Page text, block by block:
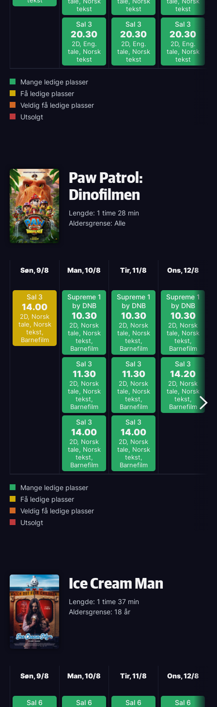
tekst
Sal 3
20.30
2D, Eng.
tale, Norsk
tekst
tekst
Sal 3
20.30
2D, Eng.
tale, Norsk
tekst
tekst
Sal 3
20.30
2D, Eng.
tale, Norsk
tekst
Mange ledige plasser
Få ledige plasser
Veldig få ledige plasser
Utsolgt
Paw Patrol:
Dinofilmen
Lengde: 1 time 28 min
Aldersgrense: Alle
Søn, 9/8
Sal 3
14.00
2D, Norsk
tale, Norsk
tekst,
Barnefilm
Man, 10/8
Supreme 1
by DNB
10.30
2D, Norsk
tale, Norsk
tekst,
Barnefilm
Sal 3
11.30
2D, Norsk
tale, Norsk
tekst,
Barnefilm
Sal 3
14.00
2D, Norsk
tale, Norsk
tekst,
Barnefilm
Tir, 11/8
Supreme 1
by DNB
10.30
2D, Norsk
tale, Norsk
tekst,
Barnefilm
Sal 3
11.30
2D, Norsk
tale, Norsk
tekst,
Barnefilm
Sal 3
14.00
2D, Norsk
tale, Norsk
tekst,
Barnefilm
Ons, 12/8
Supreme 1
by DNB
10.30
2D, Norsk
tale, Norsk
tekst,
Barnefilm
Sal 3
14.20
2D, Norsk
tale, Norsk
tekst,
Barnefilm
Mange ledige plasser
Få ledige plasser
Veldig få ledige plasser
Utsolgt
Ice Cream Man
Lengde: 1 time 37 min
Aldersgrense: 18 år
Søn, 9/8
Sal 6
Man, 10/8
Sal 6
Tir, 11/8
Sal 6
Ons, 12/8
Sal 6